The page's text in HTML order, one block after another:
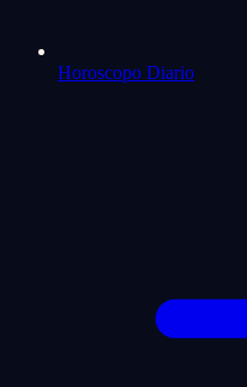
Horoscopo Diario